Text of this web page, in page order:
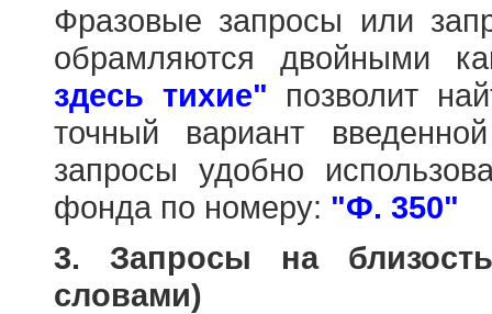
Фразовые запросы или
обрамляются двойными
здесь тихие" позволит
точный вариант
запросы удобно
фонда по номеру: "Ф. 350"
3. Запросы на
словами)